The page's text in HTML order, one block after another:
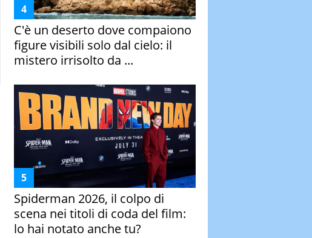
C'è un deserto dove compaiono
figure visibili solo dal cielo: il
mistero irrisolto da ...
Spiderman 2026, il colpo di
scena nei titoli di coda del film:
lo hai notato anche tu?